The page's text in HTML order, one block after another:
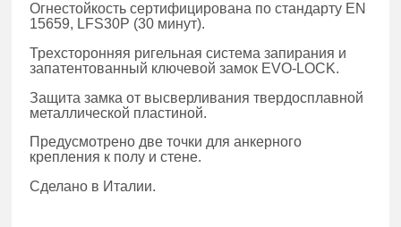
Огнестойкость сертифицирована по стандарту EN
15659, LFS30P (30 минут).
Трехсторонняя ригельная система запирания и
запатентованный ключевой замок EVO-LOCK.
Защита замка от высверливания твердосплавной
металлической пластиной.
Предусмотрено две точки для анкерного
крепления к полу и стене.
Сделано в Италии.